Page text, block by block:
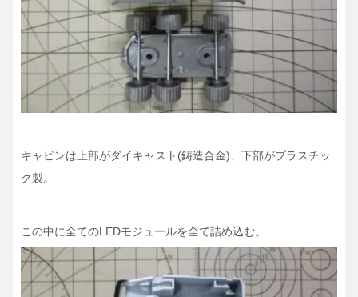
キャビンは上部がダイキャスト(鋳造合金)、下部がプラスチッ
ク製。
この中に全てのLEDモジュールを全て詰め込む。